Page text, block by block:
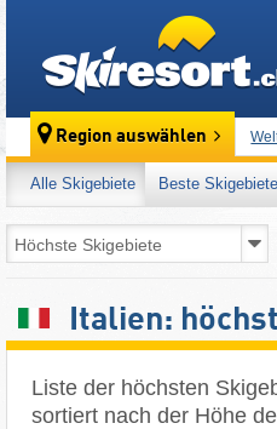
Region auswählen
Alle Skigebiete Beste
Italien:
Liste der höchsten
sortiert nach der Höhe